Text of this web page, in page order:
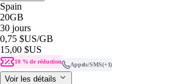
Spain
20GB
30 jours
0,75 $US/GB
15,00 $US
10 % de réduction Appels/SMS(+1)
Voir les détails